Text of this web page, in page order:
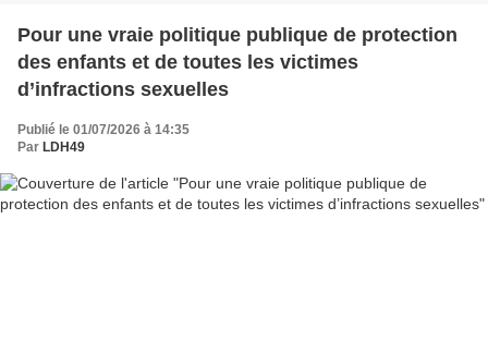
Pour une vraie politique publique de protection
des enfants et de toutes les victimes
d’infractions sexuelles
Publié le 01/07/2026 à 14:35
Par LDH49